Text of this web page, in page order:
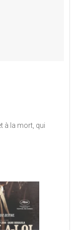
à la mort, qui